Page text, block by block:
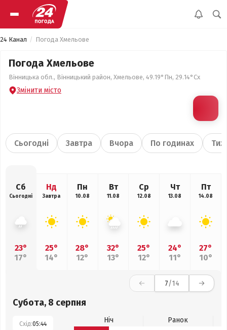
24 Канал Погода Хмельове
Погода Хмельове
Вінницька обл., Вінницький район, Хмельове, 49.19°Пн, 29.14°Сх
Змінити місто
Сьогодні Завтра Вчора По годинах
Сб
Сьогодні
23°
17°
Нд
Завтра
25°
14°
Пн
10.08
28°
12°
Вт
11.08
32°
13°
Ср
12.08
25°
12°
Чт
13.08
24°
11°
Пт
14.08
27°
10°
7/14
Субота, 8 серпня
Схід:05:44 Ніч
Ранок